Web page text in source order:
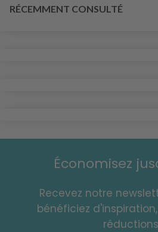
RÉCEMMENT CONSULTÉ
Économisez
Recevez notre
bénéficiez